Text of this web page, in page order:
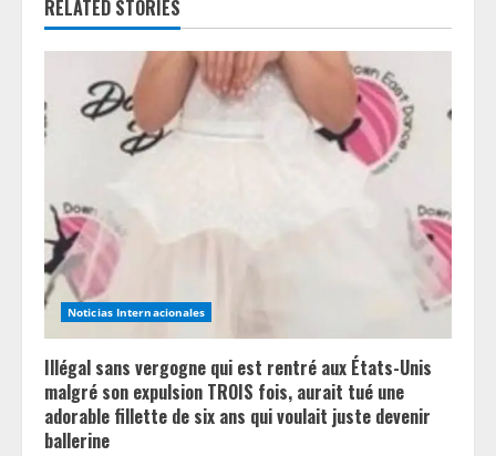
R
e
a
d
i
n
g
RELATED STORIES
Noticias Internacionales
Illégal sans vergogne qui est rentré aux États-Unis
malgré son expulsion TROIS fois, aurait tué une
adorable fillette de six ans qui voulait juste devenir
ballerine